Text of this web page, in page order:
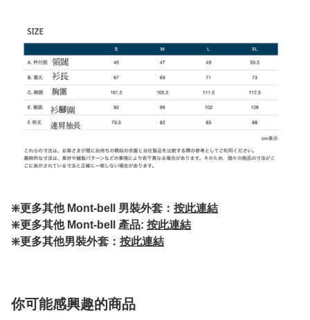
❇️更多其他 Mont-bell 男裝外套： 按此連結
❇️更多其他 Mont-bell 產品: 按此連結
❇️更多其他男裝外套： 按此連結
你可能感興趣的商品